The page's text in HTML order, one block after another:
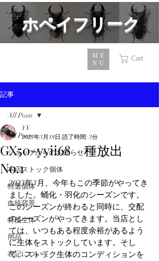
​ホペイフリーク
ME
NU
Cart
記事
All Posts
ショップからのお知らせ
本店ストック個体
特選個体
血統背景
特価生体
用品
表記について
All Posts
GX50-yyii68 種放出
No.1
YY
2023年3月19日 読了時間: 3分
2023年3月、今年もこの季節がやってき
ました。蛹化・羽化のシーズンです。
このシーズンが終わると同時に、交配
のシーズンがやってきます。当店とし
ては、いつもある程度余裕があるよう
に生体をストックしています。そし
て、ストック生体のコンディションを